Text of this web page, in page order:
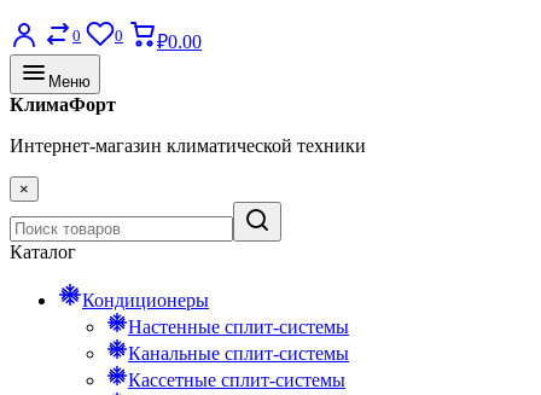
0 0 ₽0.00
Меню
КлимаФорт
Интернет-магазин климатической техники
×
Каталог
Кондиционеры
Настенные сплит-системы
Канальные сплит-системы
Кассетные сплит-системы